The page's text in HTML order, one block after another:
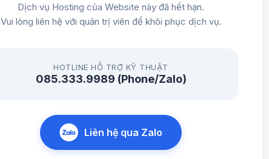
Dịch vụ Hosting của Website này đã hết hạn.
Vui lòng liên hệ với quản trị viên để khôi phục dịch vụ.
HOTLINE HỖ TRỢ KỸ THUẬT
085.333.9989 (Phone/Zalo)
Liên hệ qua Zalo